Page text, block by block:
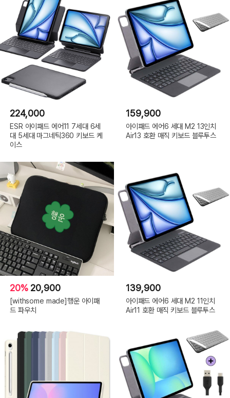
224,000
ESR 아이패드 에어11 7세대 6세
대 5세대 마그네틱360 키보드 케
이스
159,900
아이패드 에어6 세대 M2 13인치
Air13 호환 매직 키보드 블루투스
20% 20,900
[withsome made]행운 아이패
드 파우치
139,900
아이패드 에어6 세대 M2 11인치
Air11 호환 매직 키보드 블루투스